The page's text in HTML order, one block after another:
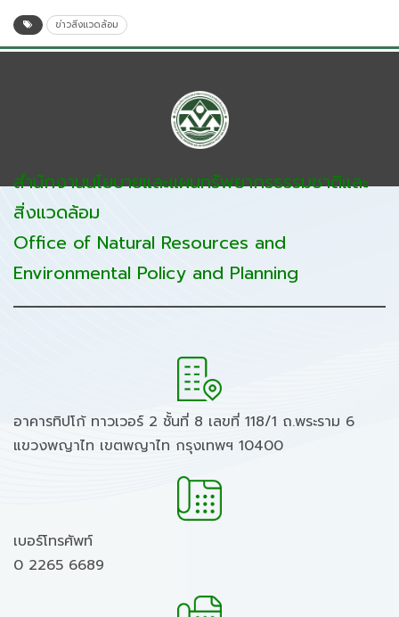
ข่าวสิ่งแวดล้อม
สำนักงานนโยบายและแผนทรัพยากรธรรมชาติและ
สิ่งแวดล้อม
Office of Natural Resources and
Environmental Policy and Planning
อาคารทิปโก้ ทาวเวอร์ 2 ชั้นที่ 8 เลขที่ 118/1 ถ.พระราม 6
แขวงพญาไท เขตพญาไท กรุงเทพฯ 10400
เบอร์โทรศัพท์
0 2265 6689